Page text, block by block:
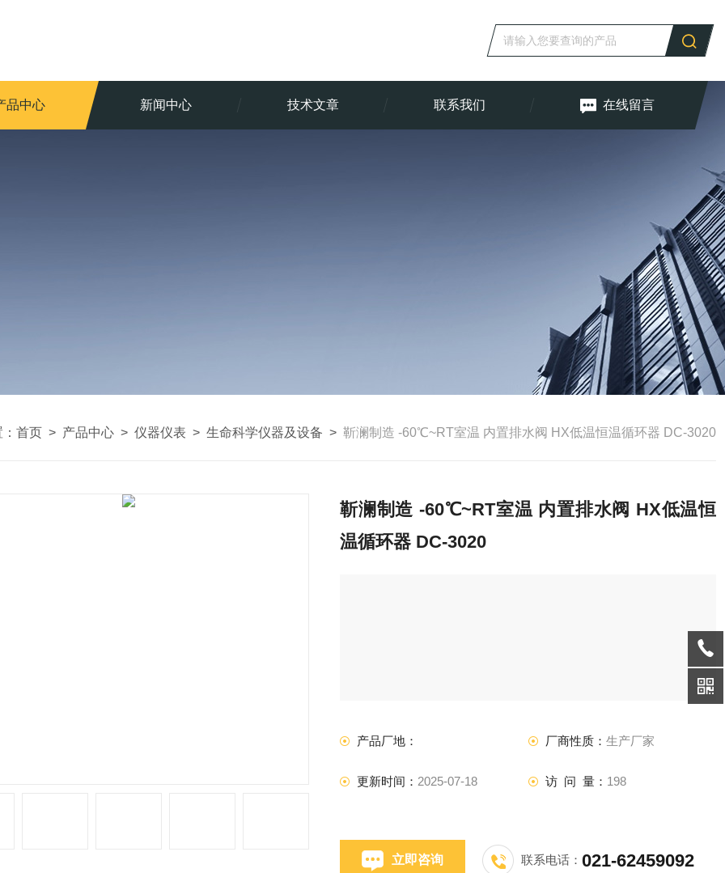
品中心 新闻中心 技术文章 联系我们 在线留言
首页 > 产品中心 > 仪器仪表 > 生命科学仪器及设备 > 靳澜制造 -60℃~RT室温 内置排水阀 HX低温恒温循环器 DC-3020
靳澜制造 -60℃~RT室温 内置排水阀 HX低温恒
温循环器 DC-3020
产品厂地： 厂商性质： 生产厂家
更新时间： 2025-07-18 访 问 量： 198
立即咨询 联系电话： 021-62459092